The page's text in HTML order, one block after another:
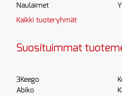
Naulaimet
Kaikki tuoteryhmät
Suosituimmat
3Keego
Abiko